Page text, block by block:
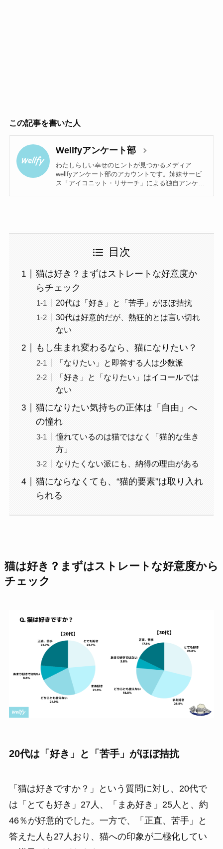
この記事を書いた人
Wellfyアンケート部
わたしらしい幸せのヒントが見つかるメディア
wellfyアンケート部のアカウントです。姉妹サービ
ス「アイコニット・リサーチ」による独自アンケー
目次
猫は好き？まずはストレートな好意度か
らチェック
20代は「好き」と「苦手」がほぼ拮抗
30代は好意的だが、熱狂的とは言い切れ
ない
もし生まれ変わるなら、猫になりたい？
「なりたい」と即答する人は少数派
「好き」と「なりたい」はイコールでは
ない
猫になりたい気持ちの正体は「自由」へ
の憧れ
憧れているのは猫ではなく「猫的な生き
方」
なりたくない派にも、納得の理由がある
猫にならなくても、“猫的要素”は取り入れ
られる
猫は好き？まずはストレートな好意度から
チェック
20代は「好き」と「苦手」がほぼ拮抗
「猫は好きですか？」という質問に対し、20代で
は「とても好き」27人、「まあ好き」25人と、約
46％が好意的でした。一方で、「正直、苦手」と
答えた人も27人おり、猫への印象が二極化してい